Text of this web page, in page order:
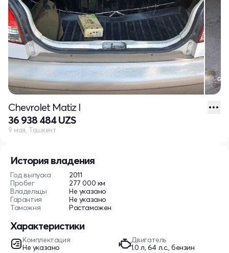
История владения
Год выпуска
2011
Пробег
277 000 км
Владельцы
Не указано
Гарантия
Не указано
Таможня
Растаможен
Характеристики
Комплектация
Не указано
Двигатель
1.0 л, 64 л.с., бензин
Chevrolet Matiz I
36 938 484 UZS
9 мая, Ташкент